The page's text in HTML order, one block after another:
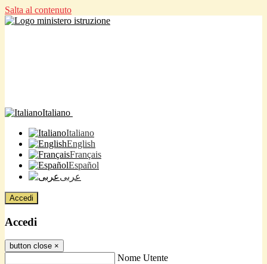
Salta al contenuto
Italiano
Italiano
English
Français
Español
عربى
Accedi
Accedi
button close ×
Nome Utente